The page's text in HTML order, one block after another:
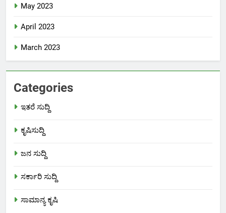
May 2023
April 2023
March 2023
Categories
ಇತರೆ ಸುದ್ದಿ
ಕೃಷಿಸುದ್ದಿ
ಜನ ಸುದ್ದಿ
ಸರ್ಕಾರಿ ಸುದ್ದಿ
ಸಾಮಾನ್ಯ ಕೃಷಿ